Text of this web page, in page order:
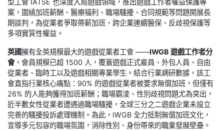
型工會 IATSE 也深度入局遊戲領域，推出遊戲工作者權益保護專
案，圍繞加班薪酬、醫療福利、職場騷擾、合同規範等問題開展長
期談判，為從業者爭取帶薪加班、跨企業連續醫保、反歧視保護等
多項實質性權益。
英國擁有全英規模最大的遊戲從業者工會 ——IWGB 遊戲工作者分
會，會員規模已超 1500 人，覆蓋遊戲正式雇員、外包人員、自由
從業者、臨時工以及遊戲相關專業學生。結合行業調研數據，該工
會直指行業核心痛點：90% 的遊戲從業者被要求無償加班，但僅有
26% 的人能夠獲得加班薪酬；職場霸淩、性別歧視問題尤為突出，
近半數女性從業者遭遇過職場騷擾，全球三分之二遊戲企業未設立
完善的騷擾投訴處理機制。為此，IWGB 全力抵制無償加班文化，
宣導多元包容的職場氛圍，消除性別、身份帶來的職業發展壁壘。